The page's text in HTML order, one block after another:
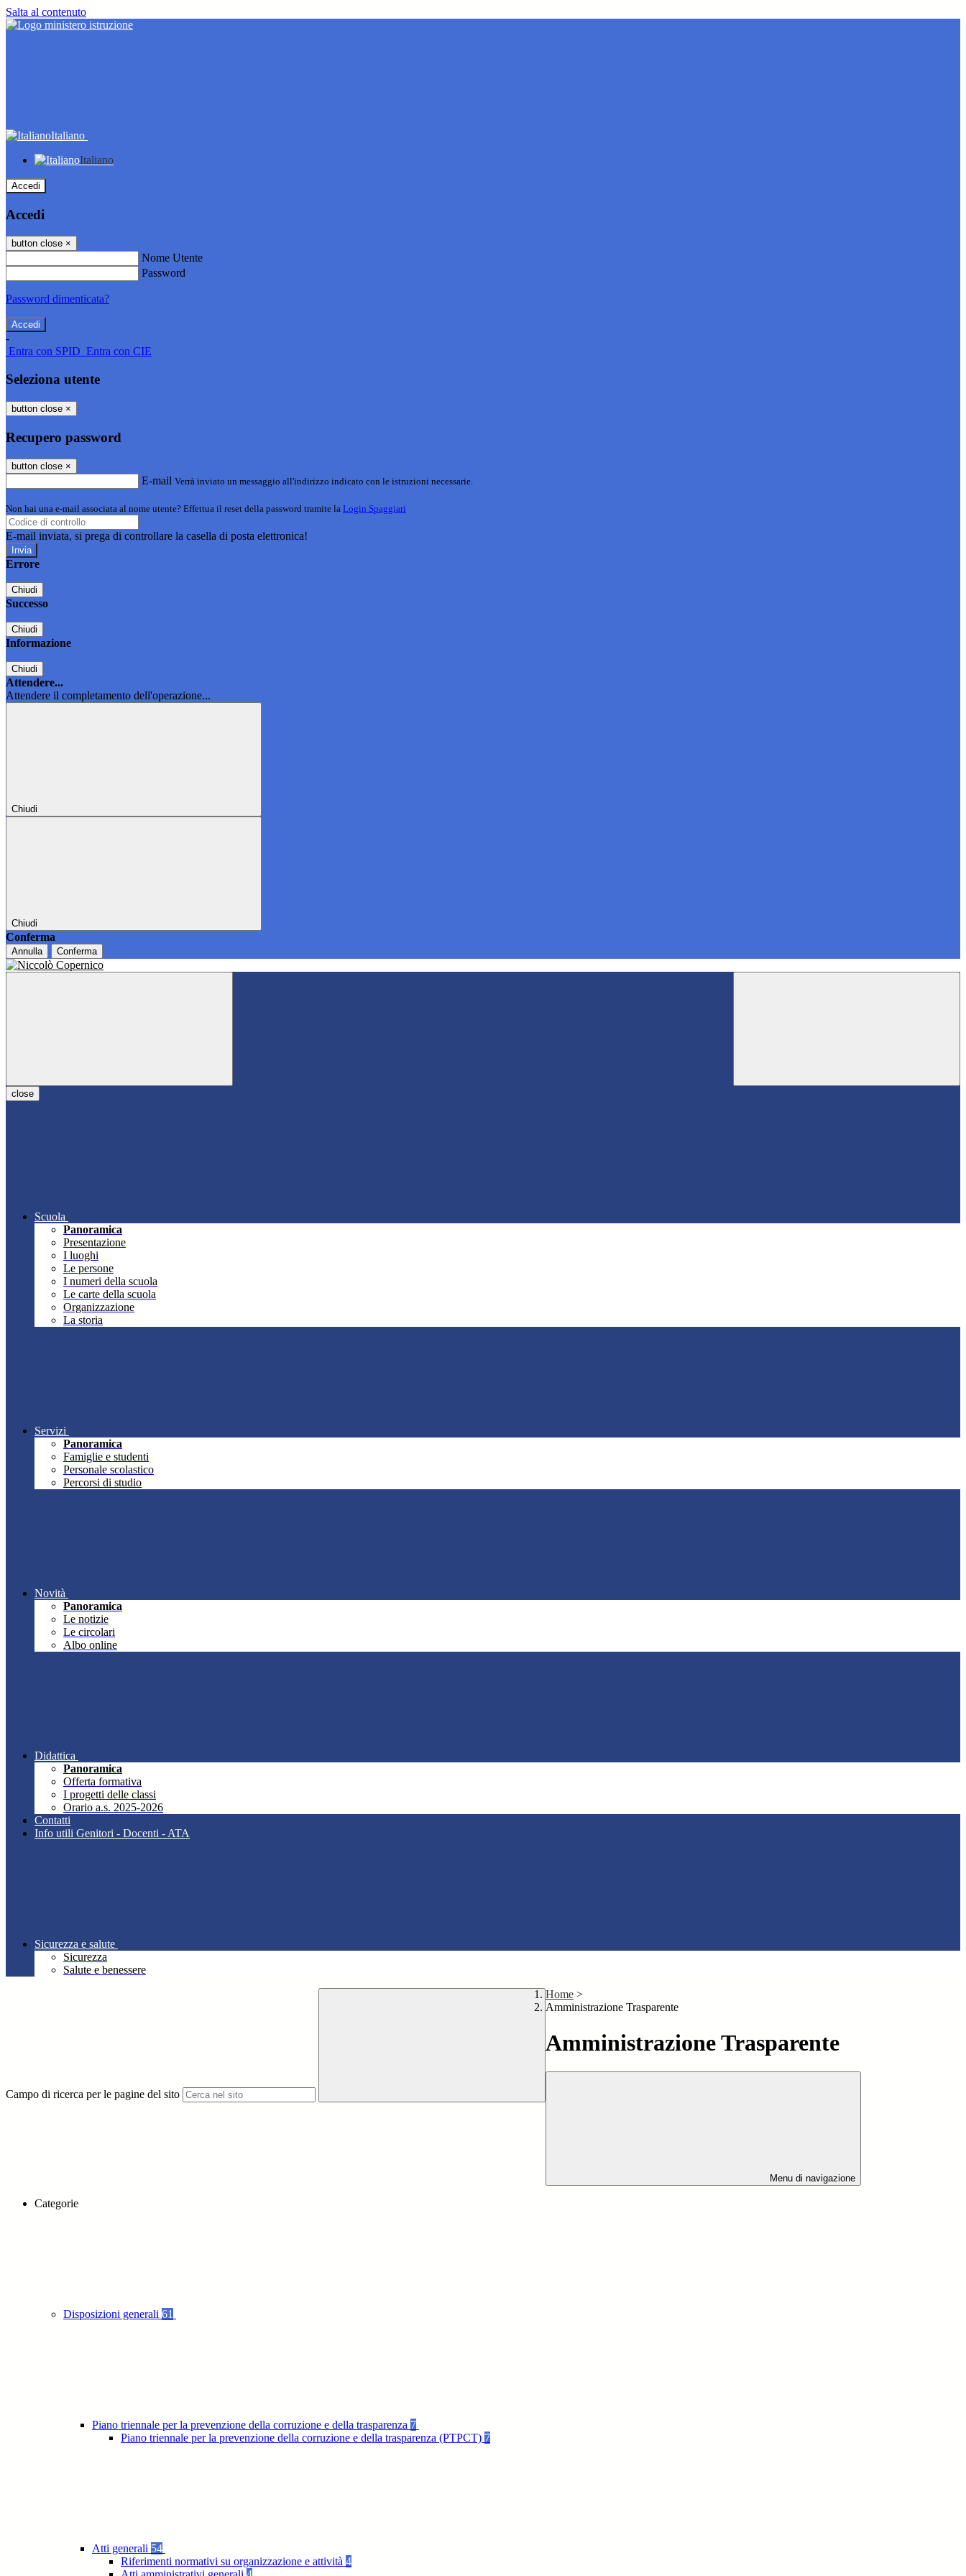
Salta al contenuto
Italiano
Italiano
Accedi
Accedi
button close ×
Nome Utente
Password
Password dimenticata?
-
Entra con SPID Entra con CIE
Seleziona utente
button close ×
Recupero password
button close ×
E-mail Verrà inviato un messaggio all'indirizzo indicato con le istruzioni necessarie.
Non hai una e-mail associata al nome utente? Effettua il reset della password tramite la Login Spaggiari
E-mail inviata, si prega di controllare la casella di posta elettronica!
Errore
Chiudi
Successo
Chiudi
Informazione
Chiudi
Attendere...
Attendere il completamento dell'operazione...
Chiudi
Chiudi
Conferma
Annulla Conferma
close
Scuola
Panoramica
Presentazione
I luoghi
Le persone
I numeri della scuola
Le carte della scuola
Organizzazione
La storia
Servizi
Panoramica
Famiglie e studenti
Personale scolastico
Percorsi di studio
Novità
Panoramica
Le notizie
Le circolari
Albo online
Didattica
Panoramica
Offerta formativa
I progetti delle classi
Orario a.s. 2025-2026
Contatti
Info utili Genitori - Docenti - ATA
Sicurezza e salute
Sicurezza
Salute e benessere
Campo di ricerca per le pagine del sito
Home >
Amministrazione Trasparente
Amministrazione Trasparente
Menu di navigazione
Categorie
Disposizioni generali 61
Piano triennale per la prevenzione della corruzione e della trasparenza 7
Piano triennale per la prevenzione della corruzione e della trasparenza (PTPCT) 7
Atti generali 54
Riferimenti normativi su organizzazione e attività 4